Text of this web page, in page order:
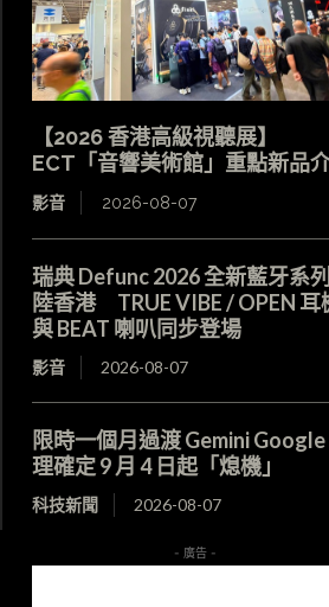
【2026 香港高級視聽展】
ECT「音響美術館」重點新品
影音 2026-08-07
瑞典 Defunc 2026 全新藍牙系
陸香港 TRUE VIBE / OPEN 耳
與 BEAT 喇叭同步登場
影音 2026-08-07
限時一個月過渡 Gemini Google
理確定 9 月 4 日起「熄機」
科技新聞 2026-08-07
- 廣告 -